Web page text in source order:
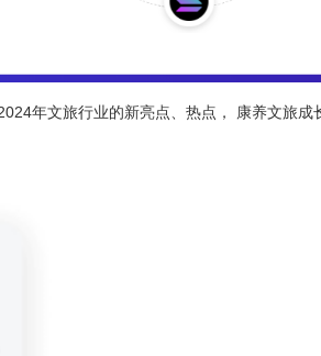
年文旅行业的新亮点、热点， 康养文旅成